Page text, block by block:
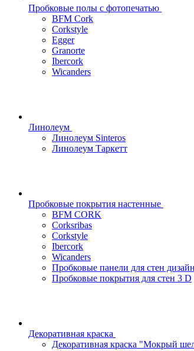
Пробковые полы с фотопечатью
BFM Cork
Corkstyle
Egger
Granorte
Ibercork
Wicanders
Линолеум
Линолеум Sinteros
Линолеум Таркетт
Пробковые покрытия настенные
BFM CORK
Corksribas
Corkstyle
Ibercork
Wicanders
Пробковые панели для стен
Пробковые покрытия для стен 3 D
Декоративная краска
Декоративная краска "Мокрый